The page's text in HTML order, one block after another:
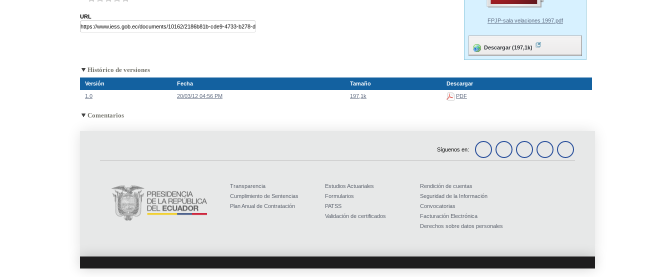
URL
FPJP-sala velaciones 1997.pdf
Descargar (197,1k)
Histórico de versiones
Versión Fecha Tamaño Descargar
1.0 20/03/12 04:56 PM 197,1k PDF
Comentarios
Síguenos en:
Transparencia
Cumplimiento de Sentencias
Plan Anual de Contratación
Estudios Actuariales
Formularios
PATSS
Validación de certificados
Rendición de cuentas
Seguridad de la Información
Convocatorias
Facturación Electrónica
Derechos sobre datos personales